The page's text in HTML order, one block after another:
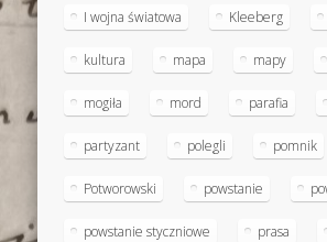
I wojna światowa Kleeberg
kultura mapa mapy
mogiła mord parafia
partyzant polegli pomnik
Potworowski powstanie
powstanie styczniowe prasa